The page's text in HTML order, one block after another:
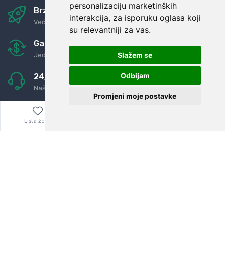
personalizaciju marketinških
interakcija, za isporuku oglasa koji
su relevantniji za vas.
Slažem se
Odbijam
Promjeni moje postavke
Brza i sigurna dostava
Već za nekoliko dana kod vas
Garancija u povrat novaca
Jednostavno pravilo: Roba za novac
24/7 odlična podrška
Naši agenti uvijek na raspolaganju
Sigurno obročno plaćanje
Do 24 rata bez kamata
Lista želja